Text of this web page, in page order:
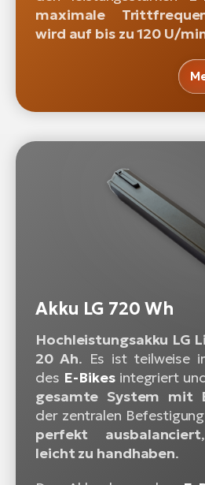
maximale
wird auf bis zu 120 U/
Akku LG 720 Wh
Hochleistungsakku LG
20 Ah. Es ist teilweise
des E-Bikesintegriert
gesamte System mit
der zentralen
perfekt ausbalanciert
leicht zu handhaben.